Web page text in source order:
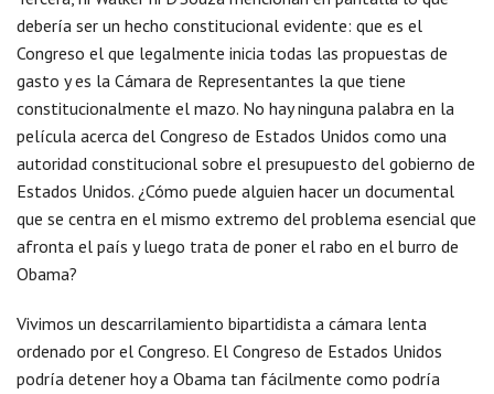
debería ser un hecho constitucional evidente: que es el
Congreso el que legalmente inicia todas las propuestas de
gasto y es la Cámara de Representantes la que tiene
constitucionalmente el mazo. No hay ninguna palabra en la
película acerca del Congreso de Estados Unidos como una
autoridad constitucional sobre el presupuesto del gobierno de
Estados Unidos. ¿Cómo puede alguien hacer un documental
que se centra en el mismo extremo del problema esencial que
afronta el país y luego trata de poner el rabo en el burro de
Obama?
Vivimos un descarrilamiento bipartidista a cámara lenta
ordenado por el Congreso. El Congreso de Estados Unidos
podría detener hoy a Obama tan fácilmente como podría